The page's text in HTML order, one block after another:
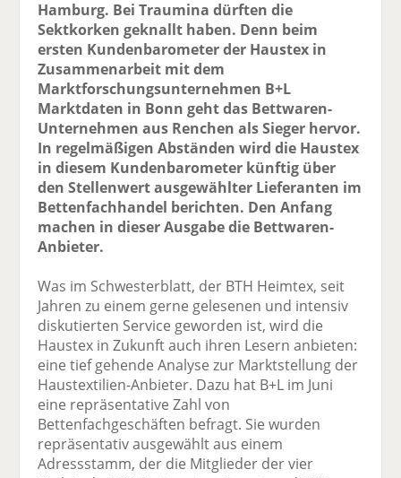
Hamburg. Bei Traumina dürften die
Sektkorken geknallt haben. Denn beim
ersten Kundenbarometer der Haustex in
Zusammenarbeit mit dem
Marktforschungsunternehmen B+L
Marktdaten in Bonn geht das Bettwaren-
Unternehmen aus Renchen als Sieger hervor.
In regelmäßigen Abständen wird die Haustex
in diesem Kundenbarometer künftig über
den Stellenwert ausgewählter Lieferanten im
Bettenfachhandel berichten. Den Anfang
machen in dieser Ausgabe die Bettwaren-
Anbieter.
Was im Schwesterblatt, der BTH Heimtex, seit
Jahren zu einem gerne gelesenen und intensiv
diskutierten Service geworden ist, wird die
Haustex in Zukunft auch ihren Lesern anbieten:
eine tief gehende Analyse zur Marktstellung der
Haustextilien-Anbieter. Dazu hat B+L im Juni
eine repräsentative Zahl von
Bettenfachgeschäften befragt. Sie wurden
repräsentativ ausgewählt aus einem
Adressstamm, der die Mitglieder der vier